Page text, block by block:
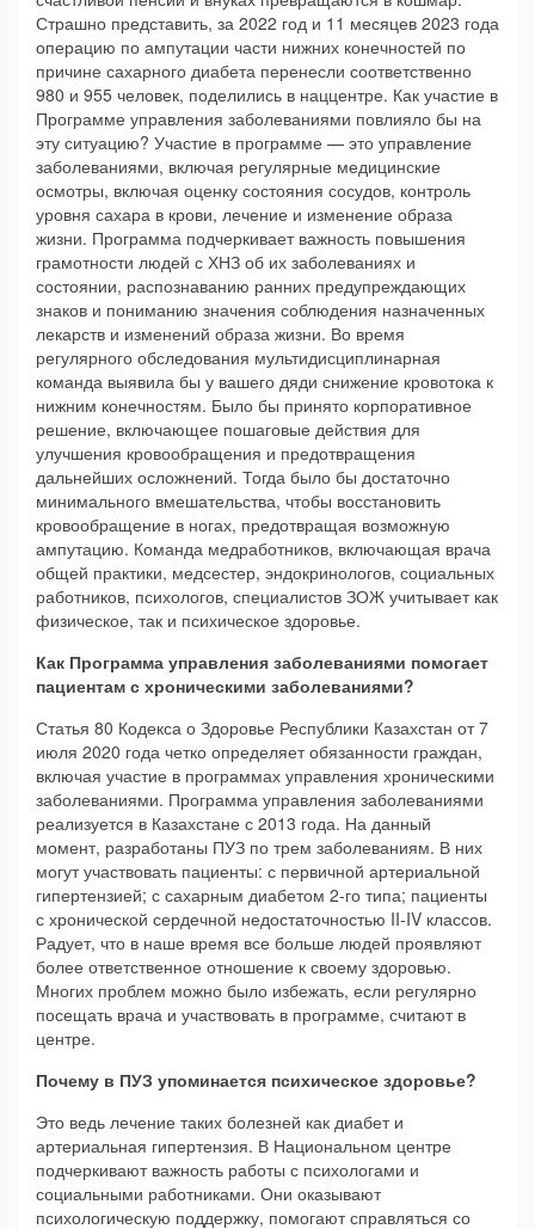
Страшно представить, за 2022 год и 11 месяцев 2023 года
операцию по ампутации части нижних конечностей по
причине сахарного диабета перенесли соответственно
980 и 955 человек, поделились в наццентре. Как участие в
Программе управления заболеваниями повлияло бы на
эту ситуацию? Участие в программе — это управление
заболеваниями, включая регулярные медицинские
осмотры, включая оценку состояния сосудов, контроль
уровня сахара в крови, лечение и изменение образа
жизни. Программа подчеркивает важность повышения
грамотности людей с ХНЗ об их заболеваниях и
состоянии, распознаванию ранних предупреждающих
знаков и пониманию значения соблюдения назначенных
лекарств и изменений образа жизни. Во время
регулярного обследования мультидисциплинарная
команда выявила бы у вашего дяди снижение кровотока к
нижним конечностям. Было бы принято корпоративное
решение, включающее пошаговые действия для
улучшения кровообращения и предотвращения
дальнейших осложнений. Тогда было бы достаточно
минимального вмешательства, чтобы восстановить
кровообращение в ногах, предотвращая возможную
ампутацию. Команда медработников, включающая врача
общей практики, медсестер, эндокринологов, социальных
работников, психологов, специалистов ЗОЖ учитывает как
физическое, так и психическое здоровье.
Как Программа управления заболеваниями помогает
пациентам с хроническими заболеваниями?
Статья 80 Кодекса о Здоровье Республики Казахстан от 7
июля 2020 года четко определяет обязанности граждан,
включая участие в программах управления хроническими
заболеваниями. Программа управления заболеваниями
реализуется в Казахстане с 2013 года. На данный
момент, разработаны ПУЗ по трем заболеваниям. В них
могут участвовать пациенты: с первичной артериальной
гипертензией; с сахарным диабетом 2-го типа; пациенты
с хронической сердечной недостаточностью II-IV классов.
Радует, что в наше время все больше людей проявляют
более ответственное отношение к своему здоровью.
Многих проблем можно было избежать, если регулярно
посещать врача и участвовать в программе, считают в
центре.
Почему в ПУЗ упоминается психическое здоровье?
Это ведь лечение таких болезней как диабет и
артериальная гипертензия. В Национальном центре
подчеркивают важность работы с психологами и
социальными работниками. Они оказывают
психологическую поддержку, помогают справляться со